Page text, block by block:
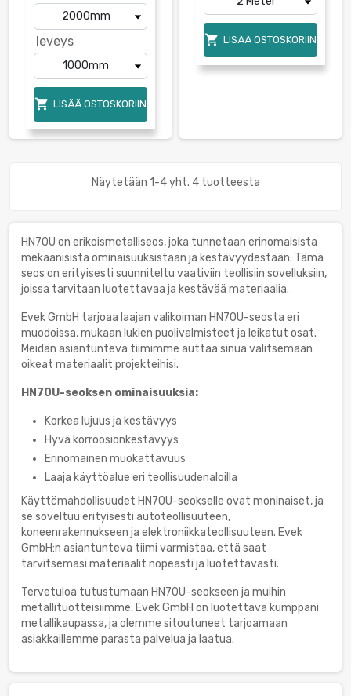
leveys
 LISÄÄ OSTOSKORIIN
 LISÄÄ OSTOSKORIIN
Näytetään 1-4 yht. 4 tuotteesta
HN70U on erikoismetalliseos, joka tunnetaan erinomaisista
mekaanisista ominaisuuksistaan ja kestävyydestään. Tämä
seos on erityisesti suunniteltu vaativiin teollisiin sovelluksiin,
joissa tarvitaan luotettavaa ja kestävää materiaalia.
Evek GmbH tarjoaa laajan valikoiman HN70U-seosta eri
muodoissa, mukaan lukien puolivalmisteet ja leikatut osat.
Meidän asiantunteva tiimimme auttaa sinua valitsemaan
oikeat materiaalit projekteihisi.
HN70U-seoksen ominaisuuksia:
Korkea lujuus ja kestävyys
Hyvä korroosionkestävyys
Erinomainen muokattavuus
Laaja käyttöalue eri teollisuudenaloilla
Käyttömahdollisuudet HN70U-seokselle ovat moninaiset, ja
se soveltuu erityisesti autoteollisuuteen,
koneenrakennukseen ja elektroniikkateollisuuteen. Evek
GmbH:n asiantunteva tiimi varmistaa, että saat
tarvitsemasi materiaalit nopeasti ja luotettavasti.
Tervetuloa tutustumaan HN70U-seokseen ja muihin
metallituotteisiimme. Evek GmbH on luotettava kumppani
metallikaupassa, ja olemme sitoutuneet tarjoamaan
asiakkaillemme parasta palvelua ja laatua.